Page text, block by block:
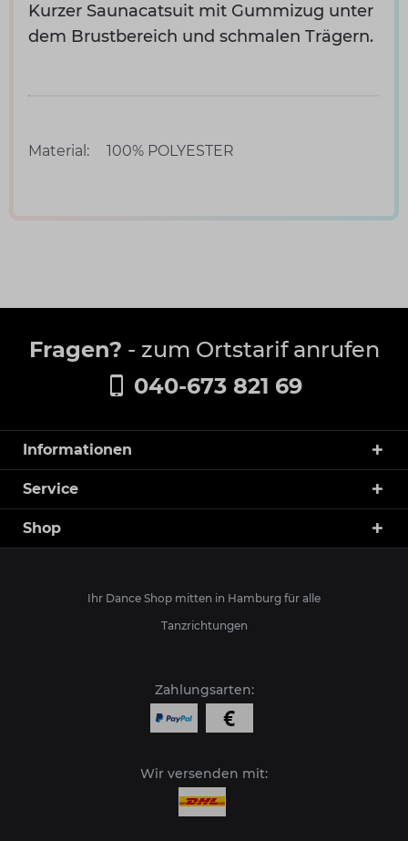
Kurzer Saunacatsuit mit Gummizug unter
dem Brustbereich und schmalen Trägern.
Material: 100% POLYESTER
Fragen? - zum Ortstarif anrufen
040-673 821 69
Informationen
Service
Shop
Ihr Dance Shop mitten in Hamburg für alle
Tanzrichtungen
Zahlungsarten:
Wir versenden mit: